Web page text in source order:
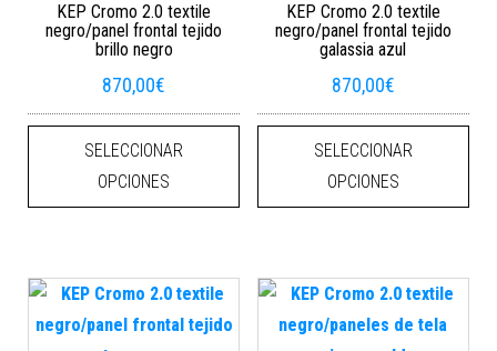
KEP Cromo 2.0 textile
negro/panel frontal tejido
brillo negro
870,00€
SELECCIONAR
OPCIONES
Este producto tiene múltiples
KEP Cromo 2.0 textile
negro/panel frontal tejido
galassia azul
870,00€
SELECCIONAR
OPCIONES